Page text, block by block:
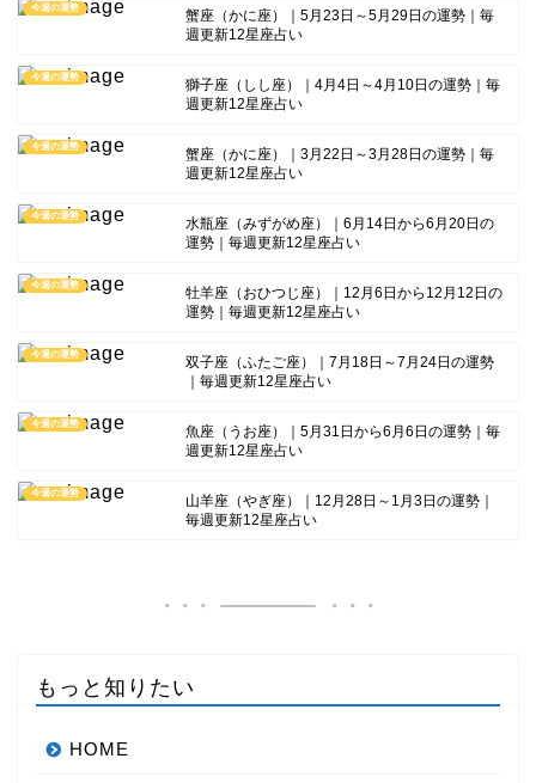
今週の運勢
蟹座（かに座）｜5月23日～5月29日の運勢｜毎
週更新12星座占い
今週の運勢
獅子座（しし座）｜4月4日～4月10日の運勢｜毎
週更新12星座占い
今週の運勢
蟹座（かに座）｜3月22日～3月28日の運勢｜毎
週更新12星座占い
今週の運勢
水瓶座（みずがめ座）｜6月14日から6月20日の
運勢｜毎週更新12星座占い
今週の運勢
牡羊座（おひつじ座）｜12月6日から12月12日の
運勢｜毎週更新12星座占い
今週の運勢
双子座（ふたご座）｜7月18日～7月24日の運勢
｜毎週更新12星座占い
今週の運勢
魚座（うお座）｜5月31日から6月6日の運勢｜毎
週更新12星座占い
今週の運勢
山羊座（やぎ座）｜12月28日～1月3日の運勢｜
毎週更新12星座占い
もっと知りたい
HOME